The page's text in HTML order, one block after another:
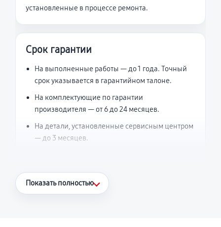
установленные в процессе ремонта.
Срок гарантии
На выполненные работы — до 1 года. Точный
срок указывается в гарантийном талоне.
На комплектующие по гарантии
производителя — от 6 до 24 месяцев.
На детали, установленные сервисным центром
— до 3 месяцев.
Что считается гарантийным случаем
Показать полностью